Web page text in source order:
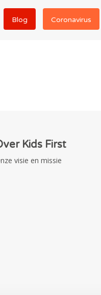
Blog Coronavirus
Kids First
visie en missie